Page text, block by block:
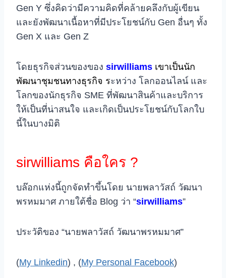
Gen Y ซึ่งคิดว่ามีความคิดที่คล้ายคลึงกับผู้เขียน
และยังพัฒนาเนื้อหาที่มีประโยชน์กับ Gen อื่นๆ ทั้ง
Gen X และ Gen Z
โดยธุรกิจส่วนของของ sirwilliams เขาเป็นนัก
พัฒนาชุมชนทางธุรกิจ ระหว่าง โลกออนไลน์ และ
โลกของนักธุรกิจ SME ที่พัฒนาสินค้าและบริการ
ให้เป็นที่น่าสนใจ และเกิดเป็นประโยชน์กับโลกใบ
นี้ในบางมิติ
sirwilliams คือใคร ?
บล๊อกแห่งนี้ถูกจัดทำขึ้นโดย นายพลาวัสถ์ วัฒนา
พรหมมาศ ภายใต้ชื่อ Blog ว่า “sirwilliams”
ประวัติของ “นายพลาวัสถ์ วัฒนาพรหมมาศ”
(My Linkedin) , (My Personal Facebook)